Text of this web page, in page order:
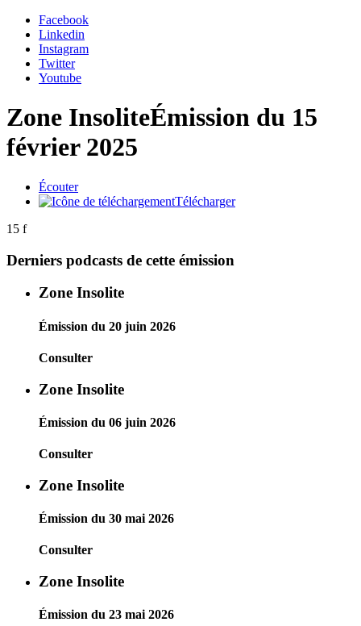
Facebook
Linkedin
Instagram
Twitter
Youtube
Zone InsoliteÉmission du 15
février 2025
Écouter
Télécharger
15 f
Derniers podcasts de cette émission
Zone Insolite
Émission du 20 juin 2026
Consulter
Zone Insolite
Émission du 06 juin 2026
Consulter
Zone Insolite
Émission du 30 mai 2026
Consulter
Zone Insolite
Émission du 23 mai 2026